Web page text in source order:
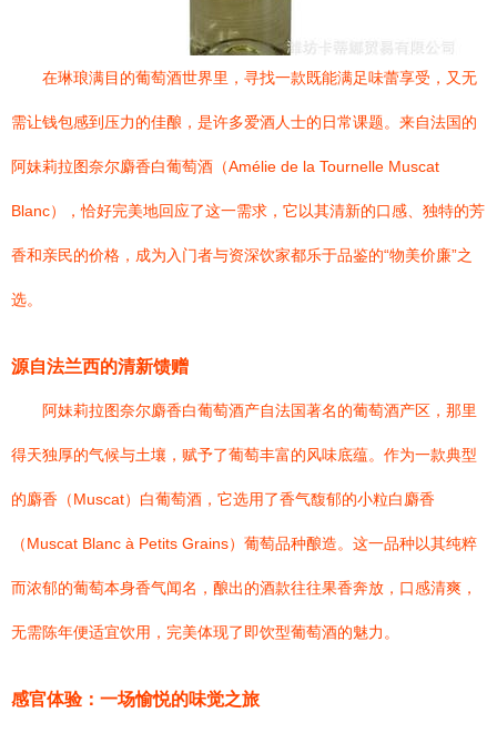
在琳琅满目的葡萄酒世界里，寻找一款既能满足味蕾享受，又无
需让钱包感到压力的佳酿，是许多爱酒人士的日常课题。来自法国的
阿妹莉拉图奈尔麝香白葡萄酒（Amélie de la Tournelle Muscat
Blanc），恰好完美地回应了这一需求，它以其清新的口感、独特的芳
香和亲民的价格，成为入门者与资深饮家都乐于品鉴的“物美价廉”之
选。
源自法兰西的清新馈赠
阿妹莉拉图奈尔麝香白葡萄酒产自法国著名的葡萄酒产区，那里
得天独厚的气候与土壤，赋予了葡萄丰富的风味底蕴。作为一款典型
的麝香（Muscat）白葡萄酒，它选用了香气馥郁的小粒白麝香
（Muscat Blanc à Petits Grains）葡萄品种酿造。这一品种以其纯粹
而浓郁的葡萄本身香气闻名，酿出的酒款往往果香奔放，口感清爽，
无需陈年便适宜饮用，完美体现了即饮型葡萄酒的魅力。
感官体验：一场愉悦的味觉之旅